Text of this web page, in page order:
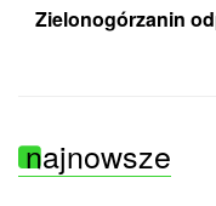
Zielonogórzanin
najnowsze